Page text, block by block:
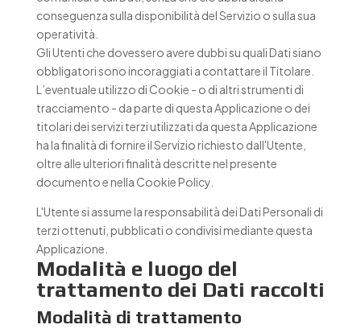
conseguenza sulla disponibilità del Servizio o sulla sua
operatività.
Gli Utenti che dovessero avere dubbi su quali Dati siano
obbligatori sono incoraggiati a contattare il Titolare.
L’eventuale utilizzo di Cookie - o di altri strumenti di
tracciamento - da parte di questa Applicazione o dei
titolari dei servizi terzi utilizzati da questa Applicazione
ha la finalità di fornire il Servizio richiesto dall'Utente,
oltre alle ulteriori finalità descritte nel presente
documento e nella Cookie Policy.
L'Utente si assume la responsabilità dei Dati Personali di
terzi ottenuti, pubblicati o condivisi mediante questa
Applicazione.
Modalità e luogo del
trattamento dei Dati raccolti
Modalità di trattamento